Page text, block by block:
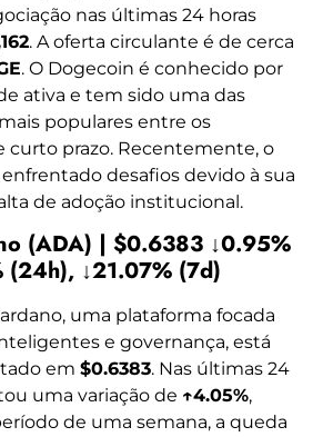
nas últimas 24 horas
. A oferta circulante é de cerca
. O Dogecoin é conhecido por
ativa e tem sido uma das
populares entre os
curto prazo. Recentemente, o
desafios devido à sua
de adoção institucional.
(ADA) | $0.6383 ↓0.95%
(24h), ↓21.07% (7d)
uma plataforma focada
e governança, está
em $0.6383. Nas últimas 24
uma variação de ↑4.05%,
de uma semana, a queda